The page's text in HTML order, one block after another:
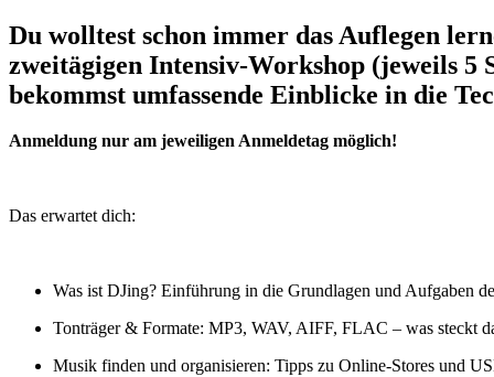
Du wolltest schon immer das Auflegen
zweitägigen Intensiv-Workshop (jeweils 5
bekommst umfassende Einblicke in die
Anmeldung nur am jeweiligen Anmeldetag möglich!
Das erwartet dich:
Was ist DJing? Einführung in die Grundlagen und Aufgaben
Tonträger & Formate: MP3, WAV, AIFF, FLAC – was steckt
Musik finden und organisieren: Tipps zu Online-Stores und